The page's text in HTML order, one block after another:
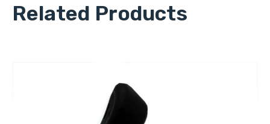
Related Products